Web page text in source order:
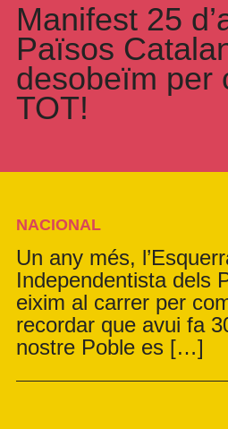
Manifest 25
Països
desobeïm per
TOT!
NACIONAL
Un any més,
Independentista dels
eixim al carrer per
recordar que avui fa
nostre Poble es […]